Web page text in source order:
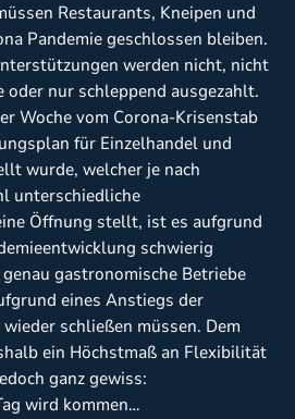
Restaurants, Kneipen und
Pandemie geschlossen bleiben.
werden nicht, nicht
oder nur schleppend ausgezahlt.
Woche vom Corona-Krisenstab
für Einzelhandel und
wurde, welcher je nach
unterschiedliche
Öffnung stellt, ist es aufgrund
schwierig
gastronomische Betriebe
eines Anstiegs der
schließen müssen. Dem
ein Höchstmaß an Flexibilität
ganz gewiss:
wird kommen…